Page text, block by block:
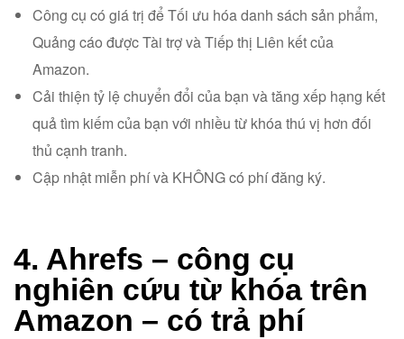
Công cụ có giá trị để Tối ưu hóa danh sách sản phẩm,
Quảng cáo được Tài trợ và Tiếp thị Liên kết của
Amazon.
Cải thiện tỷ lệ chuyển đổi của bạn và tăng xếp hạng kết
quả tìm kiếm của bạn với nhiều từ khóa thú vị hơn đối
thủ cạnh tranh.
Cập nhật miễn phí và KHÔNG có phí đăng ký.
4. Ahrefs – công cụ
nghiên cứu từ khóa trên
Amazon – có trả phí